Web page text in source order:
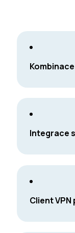
Integrace
Client